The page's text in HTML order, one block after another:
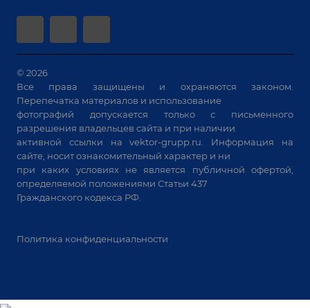
Машины контактной сварки
Универсальные зажимы
Системы аспирации
Станки лазерной резки
Решения для учебных заведений
автоматизации
© 2026
Все права защищены и охраняются законом.
Перепечатка материалов и использование
фотографий допускается только с письменного
разрешения владельцев сайта и при наличии
активной ссылки наvektor-grupp.ru . Информация на
сайте, носит ознакомительный характер и ни
при каких условиях не является публичной офертой,
определяемой положениями Статьи 437
Гражданского кодекса РФ.
Политика конфиденциальности